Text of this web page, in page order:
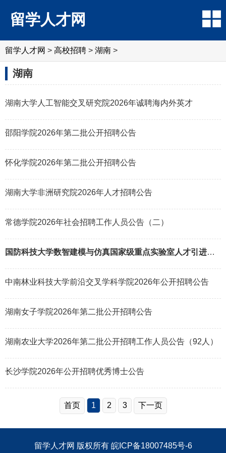
留学人才网
留学人才网 > 高校招聘 > 湖南 >
湖南
湖南大学人工智能交叉研究院2026年诚聘海内外英才
邵阳学院2026年第二批公开招聘公告
怀化学院2026年第二批公开招聘公告
湖南大学非洲研究院2026年人才招聘公告
常德学院2026年社会招聘工作人员公告（二）
国防科技大学数智建模与仿真国家级重点实验室人才引进公告
中南林业科技大学前沿交叉学科学院2026年公开招聘公告
湖南女子学院2026年第二批公开招聘公告
湖南农业大学2026年第二批公开招聘工作人员公告（92人）
长沙学院2026年公开招聘优秀博士公告
首页 1 2 3 下一页
留学人才网 版权所有 皖ICP备18007485号-6